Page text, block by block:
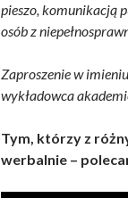
pieszo, komunikacją
osób z
Zaproszenie w
wykładowca
Tym, którzy z
werbalnie –